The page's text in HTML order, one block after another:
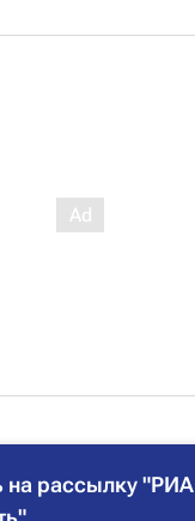
на рассылку "РИА